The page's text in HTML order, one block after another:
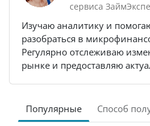
сервиса
Изучаю аналитику и
разобраться в
Регулярно отслеживаю
рынке и предоставляю
Популярные Способ